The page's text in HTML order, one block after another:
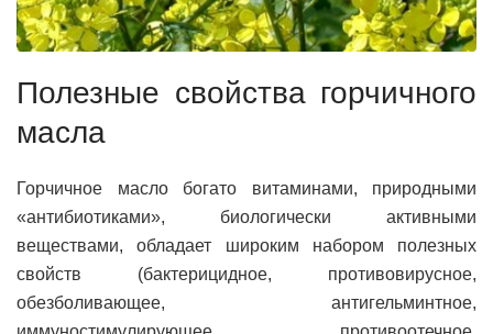
Полезные свойства горчичного
масла
Горчичное масло богато витаминами, природными
«антибиотиками», биологически активными
веществами, обладает широким набором полезных
свойств (бактерицидное, противовирусное,
обезболивающее, антигельминтное,